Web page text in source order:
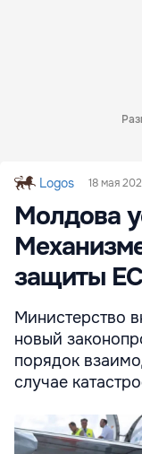
Logos 18 мая
Молдова
защиты ЕС
Министерство
новый
порядок
случае